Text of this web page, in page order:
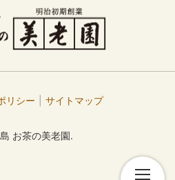
リシー サイトマップ
お茶の美老園.